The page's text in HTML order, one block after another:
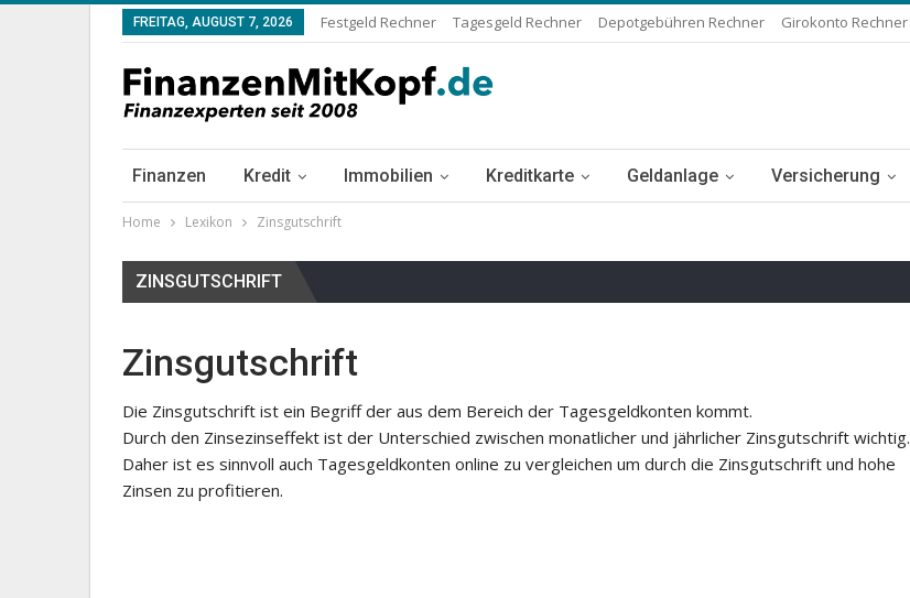
FREITAG, AUGUST 7, 2026 Festgeld Rechner Tagesgeld Rechner Depotgebühren Rechner Girokonto Rechner
Finanzen Kredit Immobilien Kreditkarte Geldanlage Versicherung
Home Lexikon Zinsgutschrift
ZINSGUTSCHRIFT
Zinsgutschrift
Die Zinsgutschrift ist ein Begriff der aus dem Bereich der Tagesgeldkonten kommt.
Durch den Zinsezinseffekt ist der Unterschied zwischen monatlicher und jährlicher Zinsgutschrift wichtig.
Daher ist es sinnvoll auch Tagesgeldkonten online zu vergleichen um durch die Zinsgutschrift und hohe
Zinsen zu profitieren.